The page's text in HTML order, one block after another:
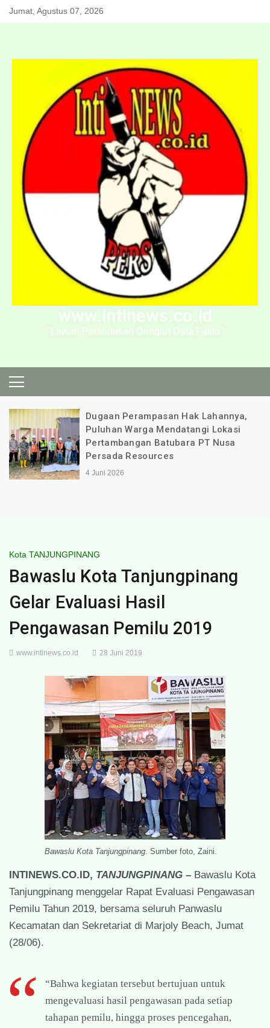
Skip
to
Jumat, Agustus 07, 2026
www.intinews.co.id
"Lawan Penindasan Dengan Data Fakta"
Dugaan Perampasan Hak Lahannya,
Puluhan Warga Mendatangi Lokasi
Pertambangan Batubara PT Nusa
Persada Resources
4 Juni 2026
Kota TANJUNGPINANG
Bawaslu Kota Tanjungpinang
Gelar Evaluasi Hasil
Pengawasan Pemilu 2019
www.intinews.co.id 28 Juni 2019
Bawaslu Kota Tanjungpinang. Sumber foto, Zaini.
INTINEWS.CO.ID, TANJUNGPINANG – Bawaslu Kota
Tanjungpinang menggelar Rapat Evaluasi Pengawasan
Pemilu Tahun 2019, bersama seluruh Panwaslu
Kecamatan dan Sekretariat di Marjoly Beach, Jumat
(28/06).
“Bahwa kegiatan tersebut bertujuan untuk
mengevaluasi hasil pengawasan pada setiap
tahapan pemilu, hingga proses pencegahan,